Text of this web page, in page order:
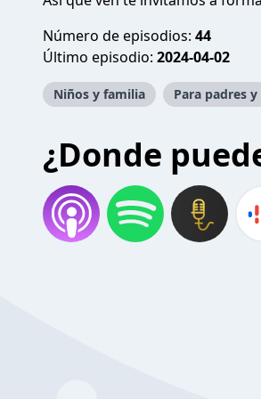
Número de episodios: 44
Último episodio: 2024-04-02
Niños y familia Para padres
¿Donde